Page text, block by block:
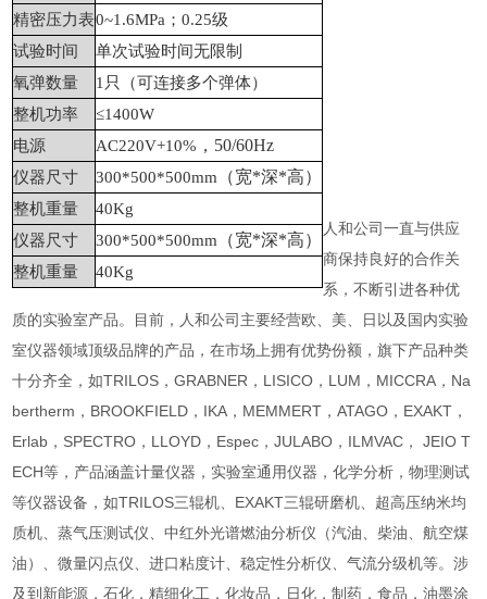
精密压力表0~1.6MPa ；0.25级
试验时间
单次试验时间无限制
氧弹数量
1只（可连接多个弹体）
整机功率
≤1400W
电源
AC220V+10% ，50/60Hz
仪器尺寸 300*500*500mm （宽*深*高）
整机重量
40Kg
仪器尺寸
300*500*500mm （宽*深*高）
整机重量 40Kg
人和公司一直与供应
商保持良好的合作关
系，不断引进各种优
质的实验室产品。目前，人和公司主要经营欧、美、日以及国内实验
室仪器领域顶级品牌的产品，在市场上拥有优势份额，旗下产品种类
十分齐全，如TRILOS，GRABNER，LISICO，LUM，MICCRA，Na
bertherm，BROOKFIELD，IKA，MEMMERT，ATAGO，EXAKT，
Erlab，SPECTRO，LLOYD，Espec，JULABO，ILMVAC， JEIO T
ECH等，产品涵盖计量仪器，实验室通用仪器，化学分析，物理测试
等仪器设备，如TRILOS三辊机、EXAKT三辊研磨机、超高压纳米均
质机、蒸气压测试仪、中红外光谱燃油分析仪（汽油、柴油、航空煤
油）、微量闪点仪、进口粘度计、稳定性分析仪、气流分级机等。涉
及到新能源，石化，精细化工，化妆品，日化，制药，食品，油墨涂